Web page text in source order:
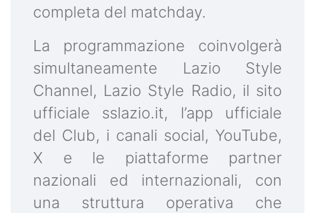
completa del matchday.
La programmazione coinvolgerà
simultaneamente Lazio Style
Channel, Lazio Style Radio, il sito
ufficiale sslazio.it, l’app ufficiale
del Club, i canali social, YouTube,
X e le piattaforme partner
nazionali ed internazionali, con
una struttura operativa che